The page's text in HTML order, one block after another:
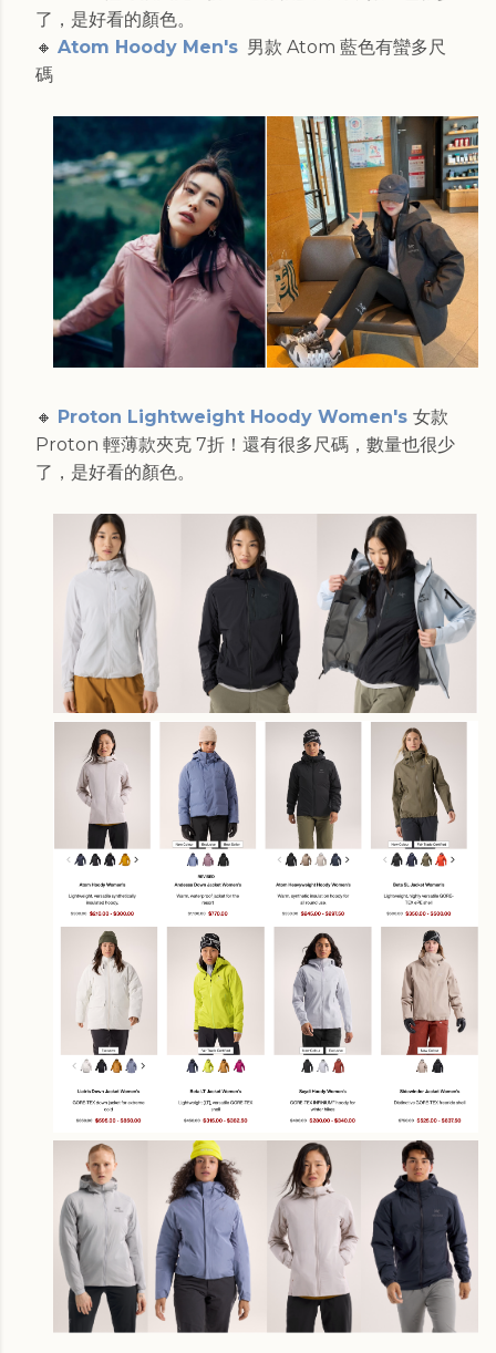
了，是好看的顏色。
🔸 Atom Hoody Men's 男款 Atom 藍色有蠻多尺
碼
🔸 Proton Lightweight Hoody Women's 女款
Proton 輕薄款夾克 7折！還有很多尺碼，數量也很少
了，是好看的顏色。